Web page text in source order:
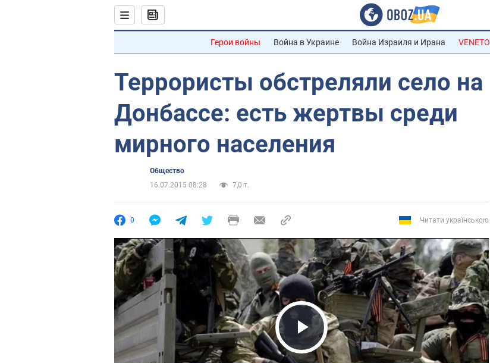
Герои войны Война в Украине Война Израиля и Ирана VENETO
Террористы обстреляли село на
Донбассе: есть жертвы среди
мирного населения
Общество
16.07.2015 08:28
7,0 т.
0 Читати українською
Play Video